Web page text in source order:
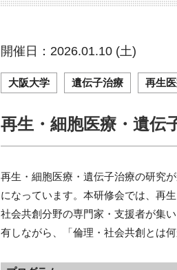
協賛・協力
開催日：2026.01.10 (土)
大阪大学 遺伝子治療 再生
再生・細胞医療・遺伝
再生・細胞医療・遺伝子治療の研究
になっています。本研修会では、再
社会共創分野の専門家・支援者が集
有しながら、「倫理・社会共創とは